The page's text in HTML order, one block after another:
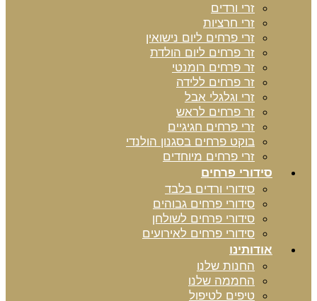
זרי ורדים
זרי חרציות
זרי פרחים ליום נישואין
זר פרחים ליום הולדת
זר פרחים רומנטי
זר פרחים ללידה
זרי וגלגלי אבל
זר פרחים לראש
זרי פרחים חגיגיים
בוקט פרחים בסגנון הולנדי
זרי פרחים מיוחדים
סידורי פרחים
סידורי ורדים בלבד
סידורי פרחים גבוהים
סידורי פרחים לשולחן
סידורי פרחים לאירועים
אודותינו
החנות שלנו
החממה שלנו
טיפים לטיפול